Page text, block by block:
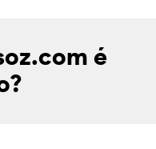
é